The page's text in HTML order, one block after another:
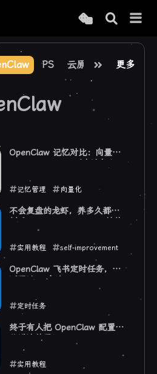
青萍 AI 视频
PS 云原生 云原生之旅
更多
OpenClaw 记忆对比：向量化
记忆管理 向量化
2026-04-07
不会复盘的龙虾，养多久都是
新手：self-improvement 技能
使用指南
实用教程 self-improvement
2026-04-02
OpenClaw 飞书定时任务，我
踩了这 3 个坑
定时任务
2026-03-27
终于有人把 OpenClaw 配置文
件讲清楚了！
实用教程